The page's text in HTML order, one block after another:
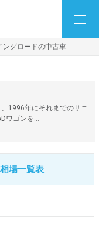
ングロードの中古車
1996年にそれまでのサニ
ワゴンを…
場一覧表